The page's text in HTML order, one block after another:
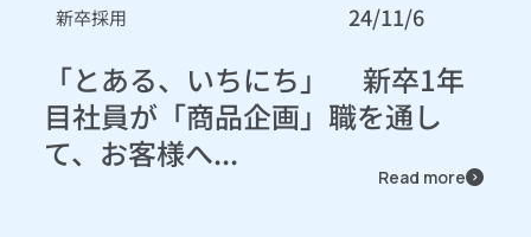
新卒採用 24/11/6
「とある、いちにち」 新卒1年
目社員が「商品企画」職を通し
て、お客様へ...
Read more